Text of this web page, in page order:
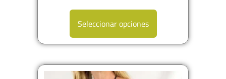
Seleccionar opciones